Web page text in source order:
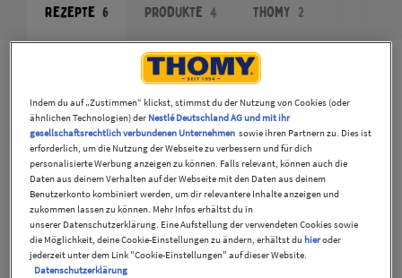
Rezepte 6 Produkte 4 Thomy 2
Rezepte6
Sortierung
Indem du auf „Zustimmen“ klickst, stimmst du der Nutzung von Cookies (oder
ähnlichen Technologien) der Nestlé Deutschland AG und mit ihr
gesellschaftsrechtlich verbundenen Unternehmen sowie ihren Partnern zu. Dies ist
erforderlich, um die Nutzung der Webseite zu verbessern und für dich
personalisierte Werbung anzeigen zu können. Falls relevant, können auch die
Daten aus deinem Verhalten auf der Webseite mit den Daten aus deinem
Benutzerkonto kombiniert werden, um dir relevantere Inhalte anzeigen und
zukommen lassen zu können. Mehr Infos erhältst du in
unserer Datenschutzerklärung. Eine Aufstellung der verwendeten Cookies sowie
die Möglichkeit, deine Cookie-Einstellungen zu ändern, erhältst du hieroder
jederzeit unter dem Link "Cookie-Einstellungen" auf dieser Website.
Datenschutzerklärung